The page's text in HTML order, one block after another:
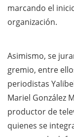
marcando el
organización.
Asimismo, se
gremio, entre
periodistas
Mariel González
productor de
quienes se